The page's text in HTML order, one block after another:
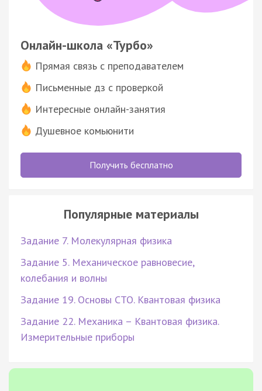
Онлайн-школа «Турбо»
Прямая связь с преподавателем
Письменные дз с проверкой
Интересные онлайн-занятия
Душевное комьюнити
Получить бесплатно
Популярные материалы
Задание 7. Молекулярная физика
Задание 5. Механическое равновесие,
колебания и волны
Задание 19. Основы СТО. Квантовая физика
Задание 22. Механика – Квантовая физика.
Измерительные приборы